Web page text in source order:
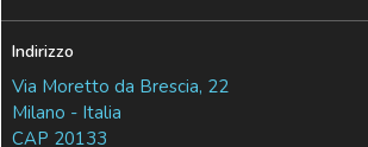
Indirizzo
Via Moretto da Brescia, 22
Milano - Italia
CAP 20133